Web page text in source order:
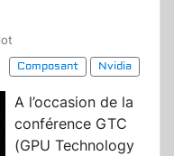
Composant
Nvidia
A l’occasion de la
conférence GTC
(GPU Technology